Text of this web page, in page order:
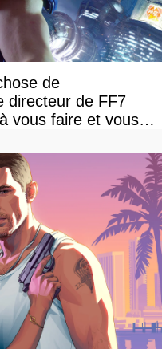
de
directeur de FF7
vous faire et vous